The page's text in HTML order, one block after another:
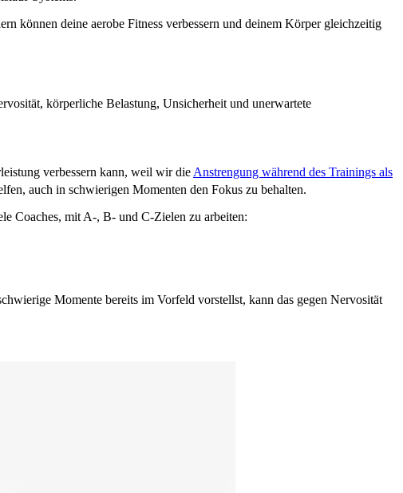
können deine aerobe Fitness verbessern und deinem Körper gleichzeitig
körperliche Belastung, Unsicherheit und unerwartete
verbessern kann, weil wir die Anstrengung während des Trainings als
auch in schwierigen Momenten den Fokus zu behalten.
Coaches, mit A-, B- und C-Zielen zu arbeiten:
Momente bereits im Vorfeld vorstellst, kann das gegen Nervosität